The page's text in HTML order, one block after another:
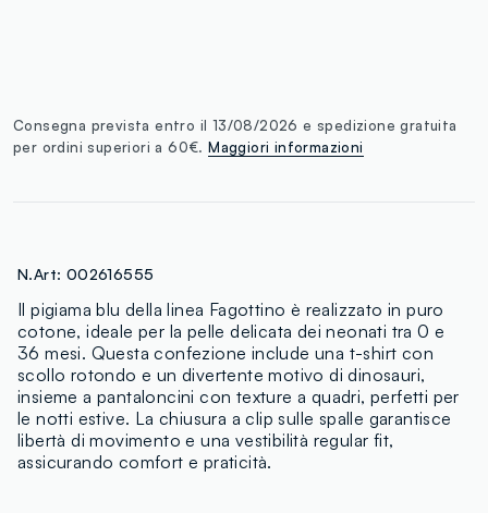
Consegna prevista entro il 13/08/2026 e spedizione gratuita
per ordini superiori a 60€.Maggiori informazioni
N.Art: 002616555
Il pigiama blu della linea Fagottino è realizzato in puro
cotone, ideale per la pelle delicata dei neonati tra 0 e
36 mesi. Questa confezione include una t-shirt con
scollo rotondo e un divertente motivo di dinosauri,
insieme a pantaloncini con texture a quadri, perfetti per
le notti estive. La chiusura a clip sulle spalle garantisce
libertà di movimento e una vestibilità regular fit,
assicurando comfort e praticità.